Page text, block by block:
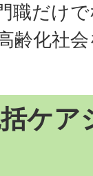
職だけ
齢化社
ケア